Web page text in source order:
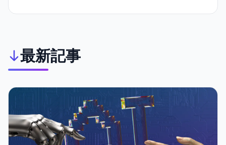
識別する隠しコードを発見した。
最新記事